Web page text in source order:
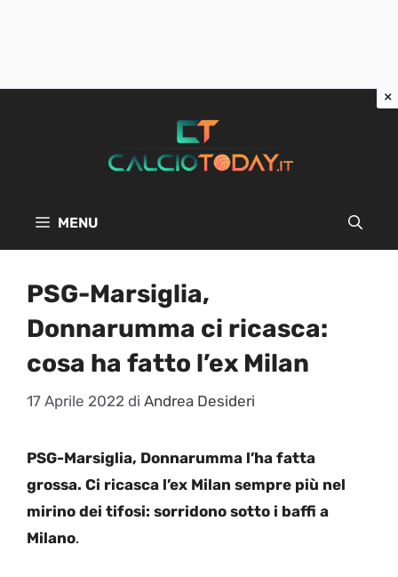
MENU
PSG-Marsiglia,
Donnarumma ci ricasca:
cosa ha fatto l’ex Milan
17 Aprile 2022 di Andrea Desideri
PSG-Marsiglia, Donnarumma l’ha fatta
grossa. Ci ricasca l’ex Milan sempre più nel
mirino dei tifosi: sorridono sotto i baffi a
Milano.